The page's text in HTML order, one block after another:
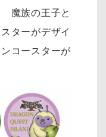
魔族の王子と
ターがデザイ
コースターが